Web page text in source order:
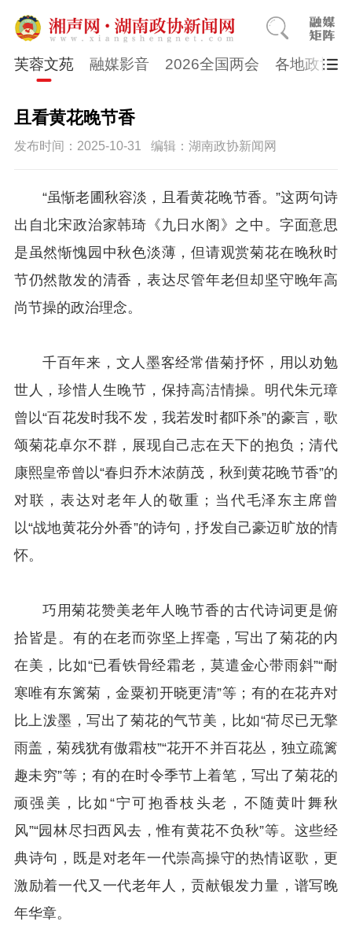
芙蓉文苑 融媒影音 2026全国两会 各地政协
且看黄花晚节香
发布时间：2025-10-31 编辑：湖南政协新闻网
“虽惭老圃秋容淡，且看黄花晚节香。”这两句诗
出自北宋政治家韩琦《九日水阁》之中。字面意思
是虽然惭愧园中秋色淡薄，但请观赏菊花在晚秋时
节仍然散发的清香，表达尽管年老但却坚守晚年高
尚节操的政治理念。
千百年来，文人墨客经常借菊抒怀，用以劝勉
世人，珍惜人生晚节，保持高洁情操。明代朱元璋
曾以“百花发时我不发，我若发时都吓杀”的豪言，歌
颂菊花卓尔不群，展现自己志在天下的抱负；清代
康熙皇帝曾以“春归乔木浓荫茂，秋到黄花晚节香”的
对联，表达对老年人的敬重；当代毛泽东主席曾
以“战地黄花分外香”的诗句，抒发自己豪迈旷放的情
怀。
巧用菊花赞美老年人晚节香的古代诗词更是俯
拾皆是。有的在老而弥坚上挥毫，写出了菊花的内
在美，比如“已看铁骨经霜老，莫遣金心带雨斜”“耐
寒唯有东篱菊，金粟初开晓更清”等；有的在花卉对
比上泼墨，写出了菊花的气节美，比如“荷尽已无擎
雨盖，菊残犹有傲霜枝”“花开不并百花丛，独立疏篱
趣未穷”等；有的在时令季节上着笔，写出了菊花的
顽强美，比如“宁可抱香枝头老，不随黄叶舞秋
风”“园林尽扫西风去，惟有黄花不负秋”等。这些经
典诗句，既是对老年一代崇高操守的热情讴歌，更
激励着一代又一代老年人，贡献银发力量，谱写晚
年华章。